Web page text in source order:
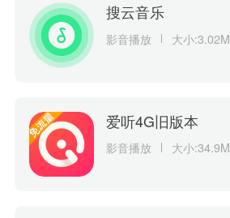
搜云音乐
影音播放 大小:3.02M
爱听4G旧版本
影音播放 大小:34.9M